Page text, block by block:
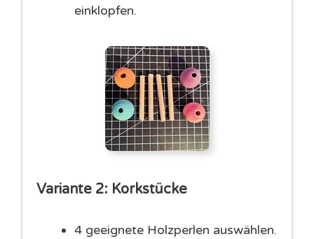
einklopfen.
Variante 2: Korkstücke
4 geeignete Holzperlen auswählen.